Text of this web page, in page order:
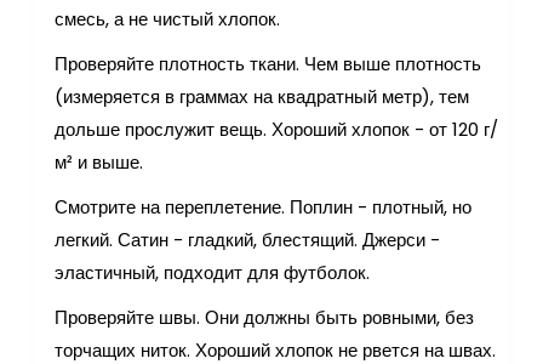
смесь, а не чистый хлопок.
Проверяйте плотность ткани. Чем выше плотность
(измеряется в граммах на квадратный метр), тем
дольше прослужит вещь. Хороший хлопок - от 120 г/
м² и выше.
Смотрите на переплетение. Поплин - плотный, но
легкий. Сатин - гладкий, блестящий. Джерси -
эластичный, подходит для футболок.
Проверяйте швы. Они должны быть ровными, без
торчащих ниток. Хороший хлопок не рвется на швах.